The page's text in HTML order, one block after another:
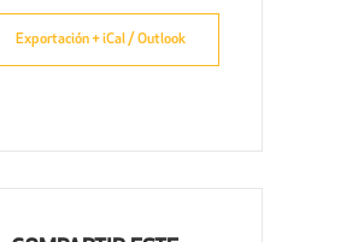
Exportación + iCal / Outlook